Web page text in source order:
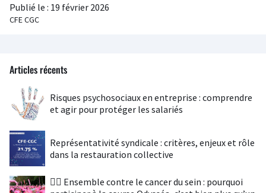
Publié le : 19 février 2026
CFE CGC
Articles récents
Risques psychosociaux en entreprise : comprendre
et agir pour protéger les salariés
Représentativité syndicale : critères, enjeux et rôle
dans la restauration collective
🏃‍♀️ Ensemble contre le cancer du sein : pourquoi